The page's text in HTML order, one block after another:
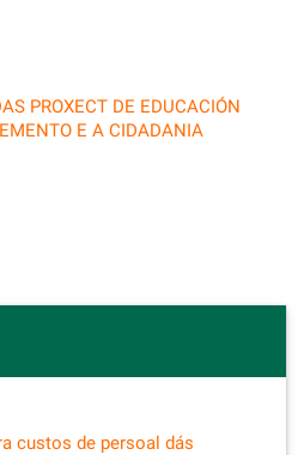
PROXECT DE EDUCACIÓN
E A CIDADANIA
custos de persoal dás